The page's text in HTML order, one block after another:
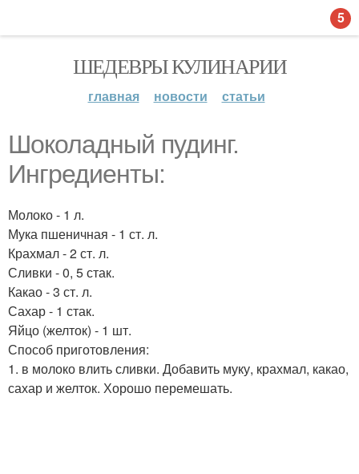
ШЕДЕВРЫ КУЛИНАРИИ
главная новости статьи
Шоколадный пудинг.
Ингредиенты:
Молоко - 1 л.
Мука пшеничная - 1 ст. л.
Крахмал - 2 ст. л.
Сливки - 0, 5 стак.
Какао - 3 ст. л.
Сахар - 1 стак.
Яйцо (желток) - 1 шт.
Способ приготовления:
1. в молоко влить сливки. Добавить муку, крахмал, какао,
сахар и желток. Хорошо перемешать.
5